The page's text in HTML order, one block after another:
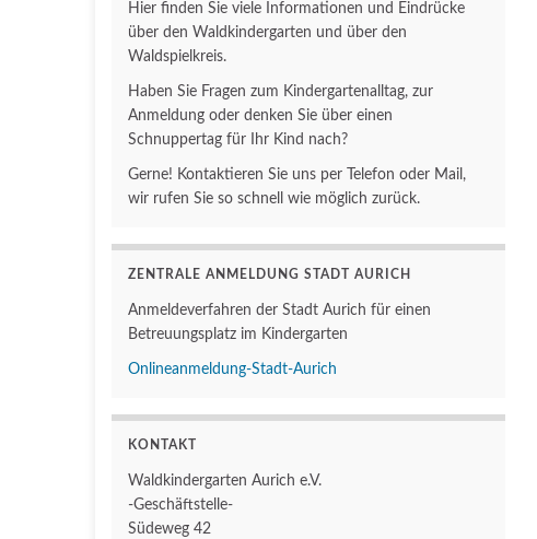
Hier finden Sie viele Informationen und Eindrücke
über den Waldkindergarten und über den
Waldspielkreis.
Haben Sie Fragen zum Kindergartenalltag, zur
Anmeldung oder denken Sie über einen
Schnuppertag für Ihr Kind nach?
Gerne! Kontaktieren Sie uns per Telefon oder Mail,
wir rufen Sie so schnell wie möglich zurück.
ZENTRALE ANMELDUNG STADT AURICH
Anmeldeverfahren der Stadt Aurich für einen
Betreuungsplatz im Kindergarten
Onlineanmeldung-Stadt-Aurich
KONTAKT
Waldkindergarten Aurich e.V.
-Geschäftstelle-
Südeweg 42